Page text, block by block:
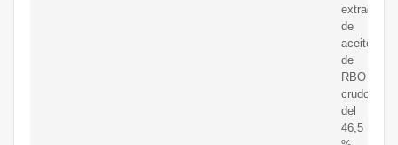
extracción
de
aceite
de
RBO
crudo
del
46,5